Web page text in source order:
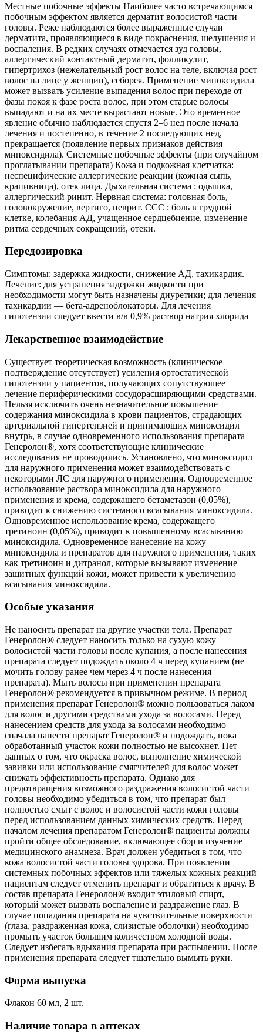
Местные побочные эффекты Наиболее часто встречающимся
побочным эффектом является дерматит волосистой части
головы. Реже наблюдаются более выраженные случаи
дерматита, проявляющиеся в виде покраснения, шелушения и
воспаления. В редких случаях отмечается зуд головы,
аллергический контактный дерматит, фолликулит,
гипертрихоз (нежелательный рост волос на теле, включая рост
волос на лице у женщин), себорея. Применение миноксидила
может вызвать усиление выпадения волос при переходе от
фазы покоя к фазе роста волос, при этом старые волосы
выпадают и на их месте вырастают новые. Это временное
явление обычно наблюдается спустя 2–6 нед после начала
лечения и постепенно, в течение 2 последующих нед,
прекращается (появление первых признаков действия
миноксидила). Системные побочные эффекты (при случайном
проглатывании препарата) Кожа и подкожная клетчатка:
неспецифические аллергические реакции (кожная сыпь,
крапивница), отек лица. Дыхательная система : одышка,
аллергический ринит. Нервная система: головная боль,
головокружение, вертиго, неврит. ССС : боль в грудной
клетке, колебания АД, учащенное сердцебиение, изменение
ритма сердечных сокращений, отеки.
Передозировка
Симптомы: задержка жидкости, снижение АД, тахикардия.
Лечение: для устранения задержки жидкости при
необходимости могут быть назначены диуретики; для лечения
тахикардии — бета-адреноблокаторы. Для лечения
гипотензии следует ввести в/в 0,9% раствор натрия хлорида
Лекарственное взаимодействие
Существует теоретическая возможность (клиническое
подтверждение отсутствует) усиления ортостатической
гипотензии у пациентов, получающих сопутствующее
лечение периферическими сосудорасширяющими средствами.
Нельзя исключить очень незначительное повышение
содержания миноксидила в крови пациентов, страдающих
артериальной гипертензией и принимающих миноксидил
внутрь, в случае одновременного использования препарата
Генеролон®, хотя соответствующие клинические
исследования не проводились. Установлено, что миноксидил
для наружного применения может взаимодействовать с
некоторыми ЛС для наружного применения. Одновременное
использование раствора миноксидила для наружного
применения и крема, содержащего бетаметазон (0,05%),
приводит к снижению системного всасывания миноксидила.
Одновременное использование крема, содержащего
третиноин (0,05%), приводит к повышенному всасыванию
миноксидила. Одновременное нанесение на кожу
миноксидила и препаратов для наружного применения, таких
как третиноин и дитранол, которые вызывают изменение
защитных функций кожи, может привести к увеличению
всасывания миноксидила.
Особые указания
Не наносить препарат на другие участки тела. Препарат
Генеролон® следует наносить только на сухую кожу
волосистой части головы после купания, а после нанесения
препарата следует подождать около 4 ч перед купанием (не
мочить голову ранее чем через 4 ч после нанесения
препарата). Мыть волосы при применении препарата
Генеролон® рекомендуется в привычном режиме. В период
применения препарат Генеролон® можно пользоваться лаком
для волос и другими средствами ухода за волосами. Перед
нанесением средств для ухода за волосами необходимо
сначала нанести препарат Генеролон® и подождать, пока
обработанный участок кожи полностью не высохнет. Нет
данных о том, что окраска волос, выполнение химической
завивки или использование смягчителей для волос может
снижать эффективность препарата. Однако для
предотвращения возможного раздражения волосистой части
головы необходимо убедиться в том, что препарат был
полностью смыт с волос и волосистой части кожи головы
перед использованием данных химических средств. Перед
началом лечения препаратом Генеролон® пациенты должны
пройти общее обследование, включающее сбор и изучение
медицинского анамнеза. Врач должен убедиться в том, что
кожа волосистой части головы здорова. При появлении
системных побочных эффектов или тяжелых кожных реакций
пациентам следует отменить препарат и обратиться к врачу. В
состав препарата Генеролон® входит этиловый спирт,
который может вызвать воспаление и раздражение глаз. В
случае попадания препарата на чувствительные поверхности
(глаза, раздраженная кожа, слизистые оболочки) необходимо
промыть участок большим количеством холодной воды.
Следует избегать вдыхания препарата при распылении. После
применения препарата следует тщательно вымыть руки.
Форма выпуска
Флакон 60 мл, 2 шт.
Наличие товара в аптеках